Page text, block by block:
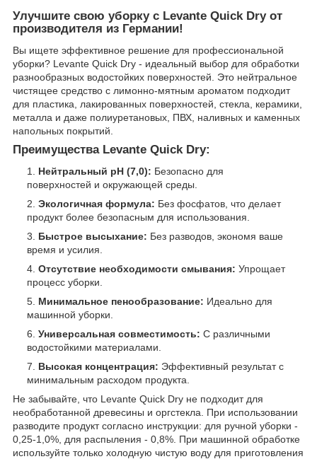
Улучшите свою уборку с Levante Quick Dry от
производителя из Германии!
Вы ищете эффективное решение для профессиональной
уборки? Levante Quick Dry - идеальный выбор для обработки
разнообразных водостойких поверхностей. Это нейтральное
чистящее средство с лимонно-мятным ароматом подходит
для пластика, лакированных поверхностей, стекла, керамики,
металла и даже полиуретановых, ПВХ, наливных и каменных
напольных покрытий.
Преимущества Levante Quick Dry:
Нейтральный pH (7,0): Безопасно для
поверхностей и окружающей среды.
Экологичная формула: Без фосфатов, что делает
продукт более безопасным для использования.
Быстрое высыхание: Без разводов, экономя ваше
время и усилия.
Отсутствие необходимости смывания: Упрощает
процесс уборки.
Минимальное пенообразование: Идеально для
машинной уборки.
Универсальная совместимость: С различными
водостойкими материалами.
Высокая концентрация: Эффективный результат с
минимальным расходом продукта.
Не забывайте, что Levante Quick Dry не подходит для
необработанной древесины и оргстекла. При использовании
разводите продукт согласно инструкции: для ручной уборки -
0,25-1,0%, для распыления - 0,8%. При машинной обработке
используйте только холодную чистую воду для приготовления